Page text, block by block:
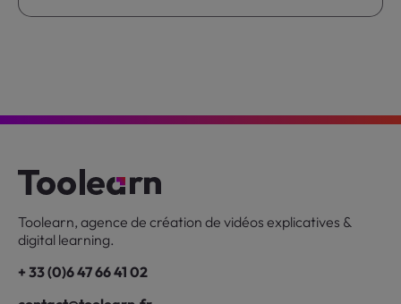
Toolearn, agence de création de vidéos explicatives &
digital learning.
+ 33 (0)6 47 66 41 02